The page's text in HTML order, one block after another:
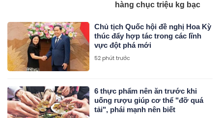
Chủ tịch Quốc hội đề nghị Hoa Kỳ
thúc đẩy hợp tác trong các lĩnh
vực đột phá mới
52 phút trước
6 thực phẩm nên ăn trước khi
uống rượu giúp cơ thể "đỡ quá
tải", phái mạnh nên biết